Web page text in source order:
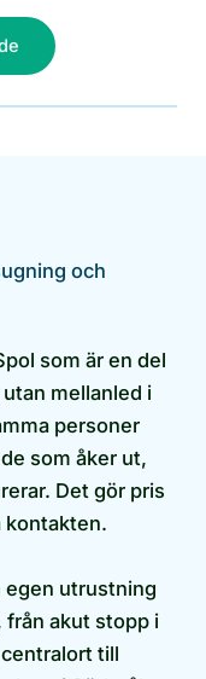
och
som är en del
utan mellanled i
personer
som åker ut,
Det gör pris
kontakten.
egen utrustning
från akut stopp i
till